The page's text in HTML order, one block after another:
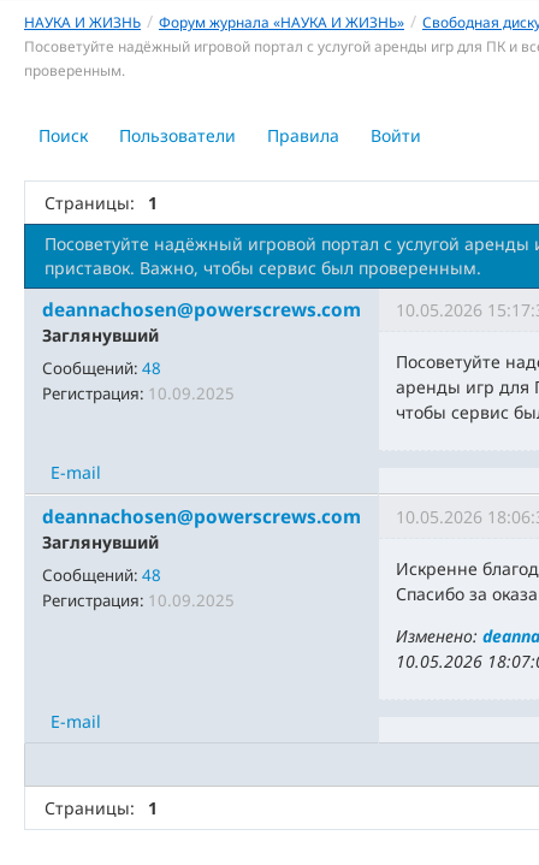
НАУКА И ЖИЗНЬ / Форум журнала «НАУКА И ЖИЗНЬ» / Свободная
Посоветуйте надёжный игровой портал с услугой аренды игр для ПК и
проверенным.
Поиск Пользователи Правила Войти
Страницы:
1
Посоветуйте надёжный игровой портал с услугой аренды
приставок. Важно, чтобы сервис был проверенным.
deannachosen@powerscrews.com
Заглянувший
Сообщений: 48
Регистрация: 10.09.2025
10.05.2026
Посоветуйте
аренды игр для
чтобы сервис
E-mail
deannachosen@powerscrews.com
Заглянувший
Сообщений: 48
Регистрация: 10.09.2025
10.05.2026
Искренне
Спасибо за
Изменено:
10.05.2026
E-mail
Страницы: 1